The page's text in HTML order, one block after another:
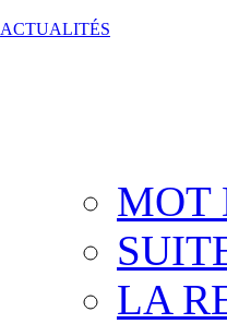
ACTUALITÉS
MOT
LA